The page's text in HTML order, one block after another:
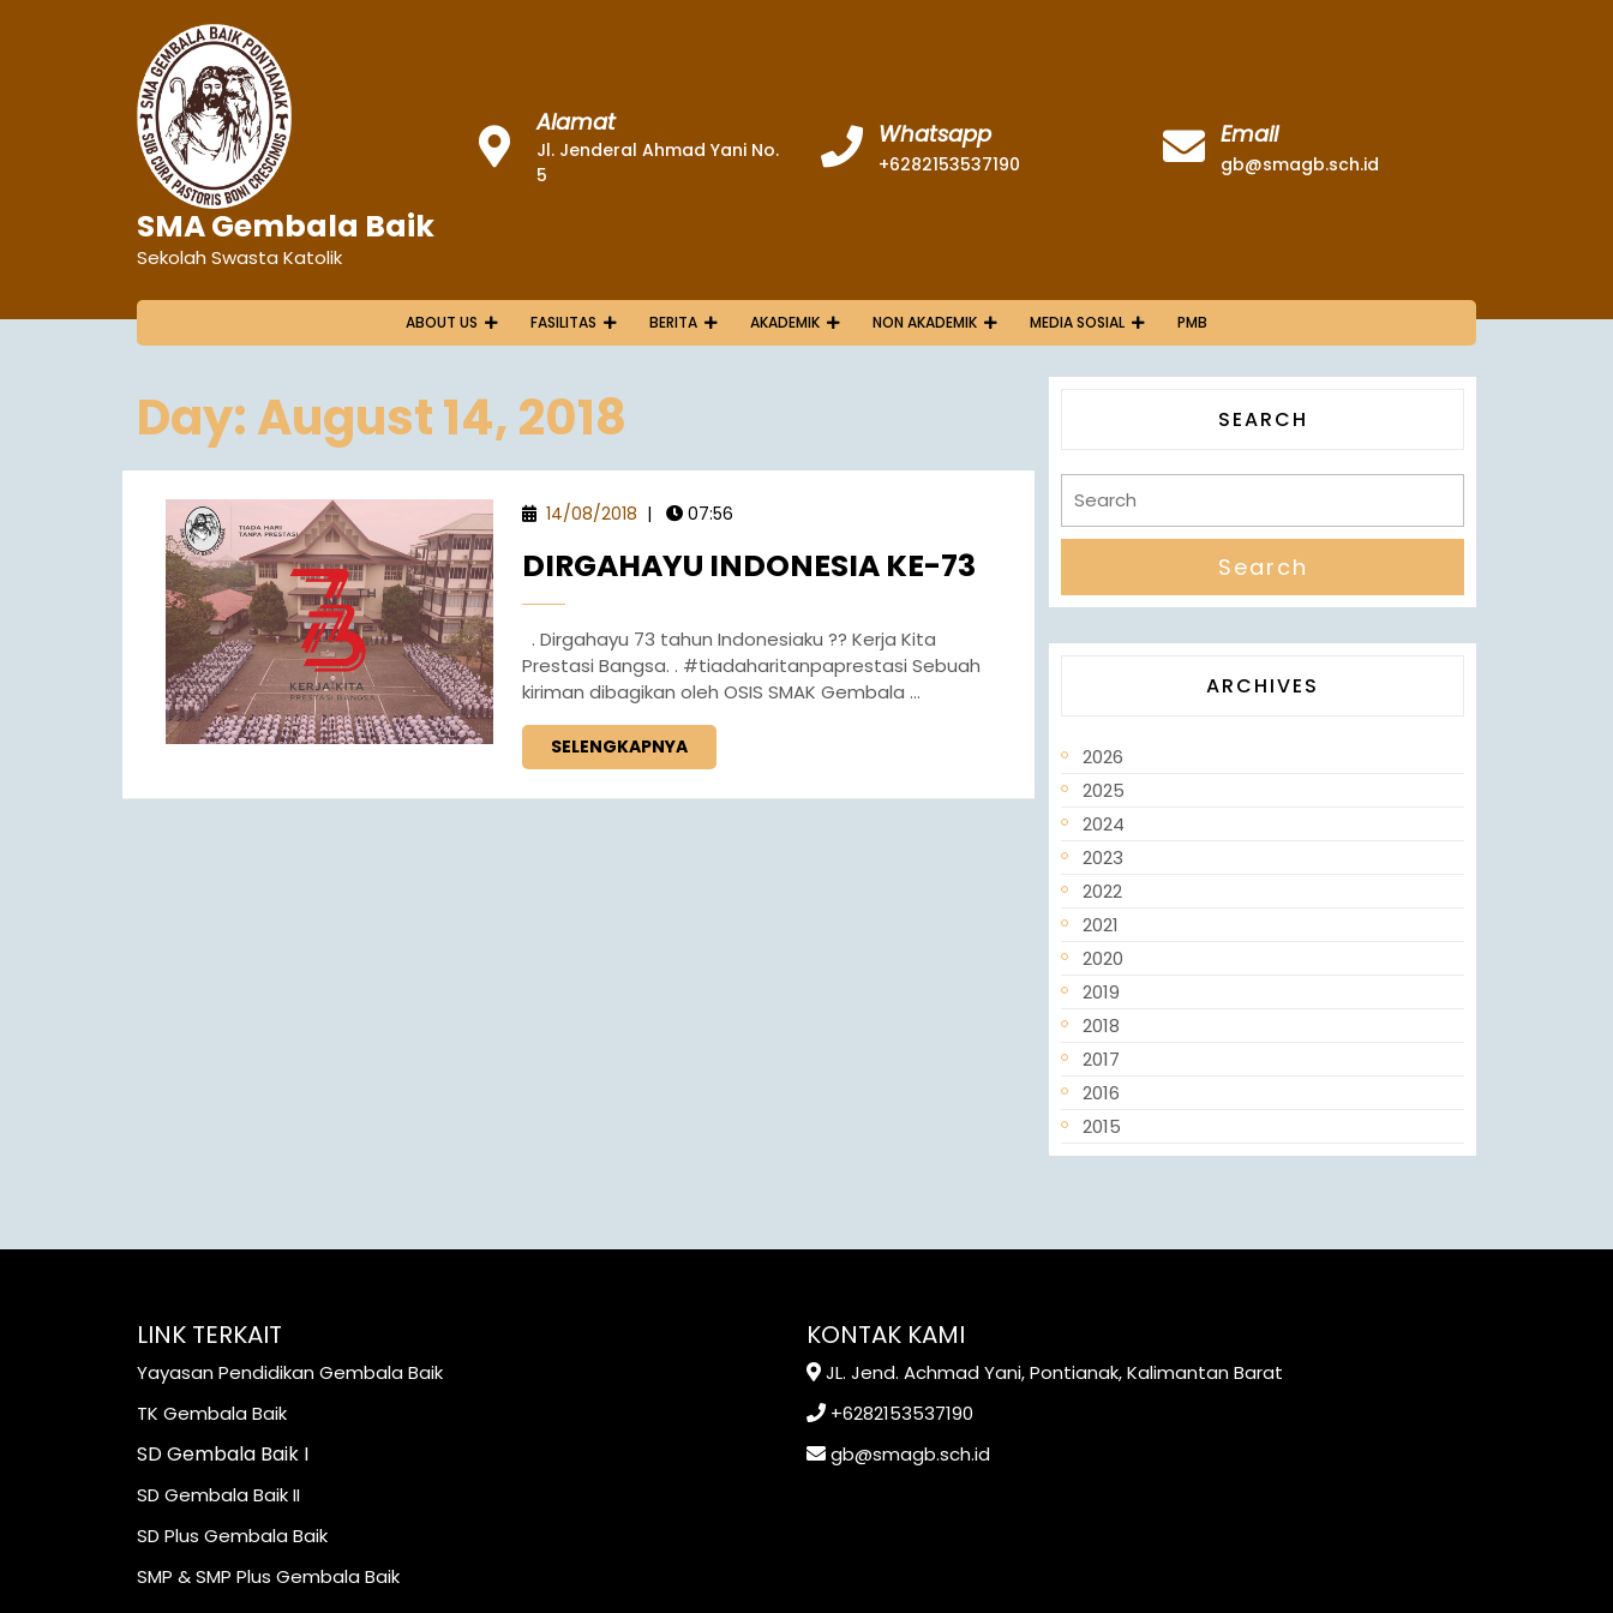
SMA Gembala Baik
Sekolah Swasta Katolik
Alamat
Jl. Jenderal Ahmad Yani No.
5
Whatsapp
+6282153537190
Email
gb@smagb.sch.id
ABOUT US FASILITAS BERITA AKADEMIK NON AKADEMIK MEDIA SOSIAL PMB
Day:August 14, 2018
14/08/2018 | 07:56
DIRGAHAYU INDONESIA KE-73
. Dirgahayu 73 tahun Indonesiaku ?? Kerja Kita
Prestasi Bangsa. . #tiadaharitanpaprestasi Sebuah
kiriman dibagikan oleh OSIS SMAK Gembala ...
SELENGKAPNYA
SEARCH
ARCHIVES
2026
2025
2024
2023
2022
2021
2020
2019
2018
2017
2016
2015
LINK TERKAIT
Yayasan Pendidikan Gembala Baik
TK Gembala Baik
SD Gembala Baik I
SD Gembala Baik II
SD Plus Gembala Baik
SMP & SMP Plus Gembala Baik
KONTAK KAMI
JL. Jend. Achmad Yani, Pontianak, Kalimantan Barat
+6282153537190
gb@smagb.sch.id